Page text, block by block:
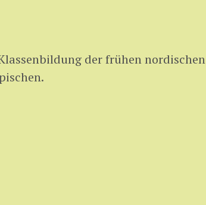
der frühen nordischen